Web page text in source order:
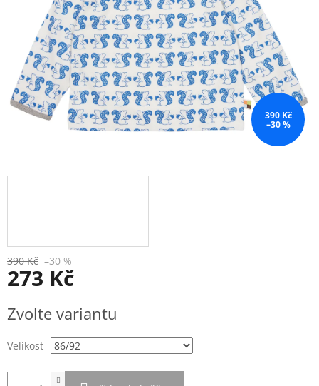
390 Kč
–30 %
390 Kč –30 %
273 Kč
cena:
Zvolte variantu
Velikost